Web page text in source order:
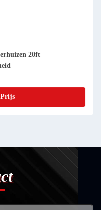
containerwoningen makkelijk
Prijs